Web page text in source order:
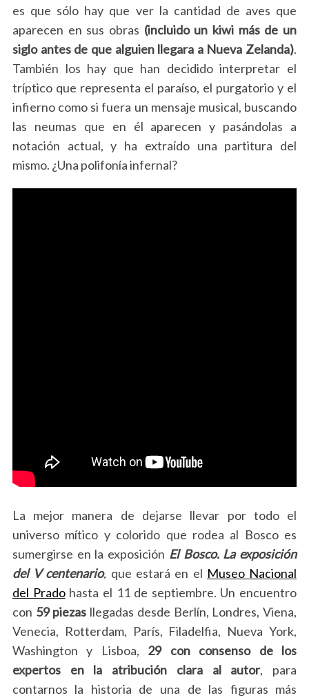
es que sólo hay que ver la cantidad de aves que
aparecen en sus obras (incluido un kiwi más de un
siglo antes de que alguien llegara a Nueva Zelanda).
También los hay que han decidido interpretar el
tríptico que representa el paraíso, el purgatorio y el
infierno como si fuera un mensaje musical, buscando
las neumas que en él aparecen y pasándolas a
notación actual, y ha extraído una partitura del
mismo. ¿Una polifonía infernal?
La mejor manera de dejarse llevar por todo el
universo mítico y colorido que rodea al Bosco es
sumergirse en la exposición El Bosco. La exposición
del V centenario, que estará en el Museo Nacional
del Pradohasta el 11 de septiembre. Un encuentro
con 59 piezas llegadas desde Berlín, Londres, Viena,
Venecia, Rotterdam, París, Filadelfia, Nueva York,
Washington y Lisboa, 29 con consenso de los
expertos en la atribución clara al autor, para
contarnos la historia de una de las figuras más